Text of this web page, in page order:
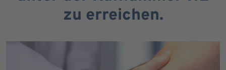
zu erreichen.